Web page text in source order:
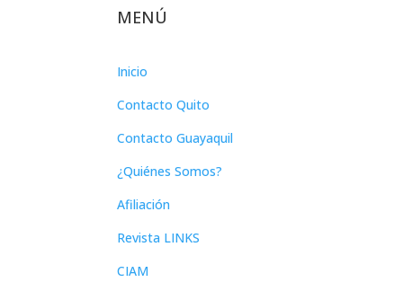
MENÚ
Inicio
Contacto Quito
Contacto Guayaquil
¿Quiénes Somos?
Afiliación
Revista LINKS
CIAM